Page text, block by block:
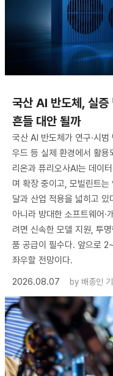
국산 AI 반도체, 실증
흔들 대안 될까
국산 AI 반도체가 연구·시
우드 등 실제 환경에서 활용
리온과 퓨리오사AI는 데이
며 확장 중이고, 모빌린트는
달과 산업 적용을 넓히고 있
아니라 방대한 소프트웨어
려면 신속한 모델 지원, 투
품 공급이 필수다. 앞으로
좌우할 전망이다.
2026.08.07
by 배종인